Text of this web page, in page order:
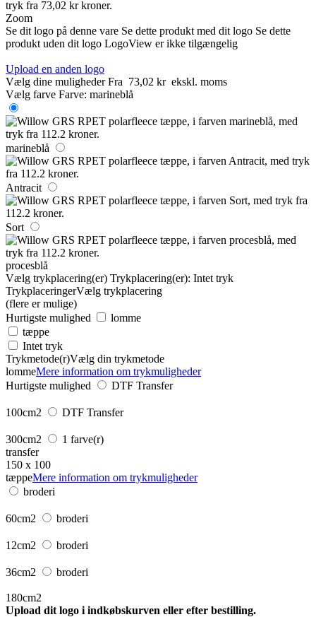
Zoom
Se dit logo på denne vare Se dette produkt med dit logo Se dette
produkt uden dit logo LogoView er ikke tilgængelig
Upload en anden logo
Vælg dine muligheder Fra 73,02 kr ekskl. moms
Vælg farve Farve: marineblå
marineblå
Antracit
Sort
procesblå
Vælg trykplacering(er) Trykplacering(er): Intet tryk
TrykplaceringerVælg trykplacering
(flere er mulige)
Hurtigste mulighed
lomme
tæppe
Intet tryk
Trykmetode(r)Vælg din trykmetode
lommeMere information om trykmuligheder
Hurtigste mulighed
DTF Transfer
100cm2 DTF Transfer
300cm2
1 farve(r)
transfer
150 x 100
tæppeMere information om trykmuligheder
broderi
60cm2 broderi
12cm2 broderi
36cm2 broderi
180cm2
Upload dit logo i indkøbskurven eller efter bestilling.